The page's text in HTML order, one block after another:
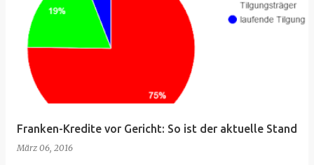
Franken-Kredite vor Gericht: So ist der aktuelle Stand
März 06, 2016